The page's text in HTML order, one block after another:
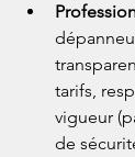
tarifs,
vigueur
de